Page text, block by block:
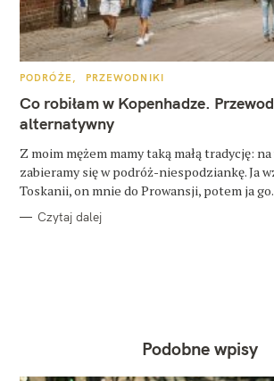
K
T
E
G
O
I
PODRÓŻE PRZEWODNIKI
Co robiłam w Kopenhadze.
alternatywny
Z moim mężem mamy taką małą tradycję:
zabieramy się w podróż-niespodziankę. Ja
Toskanii, on mnie do Prowansji, potem ja
Czytaj dalej
Podobne wpisy